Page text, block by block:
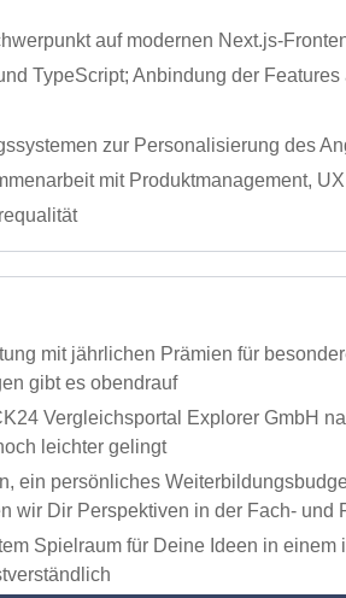
auf modernen
TypeScript; Anbindung der Features
zur Personalisierung des
mit Produktmanagement,
mit jährlichen Prämien für
gibt es obendrauf
Vergleichsportal Explorer GmbH
leichter gelingt
ein persönliches
wir Dir Perspektiven in der Fach- und
Spielraum für Deine Ideen in